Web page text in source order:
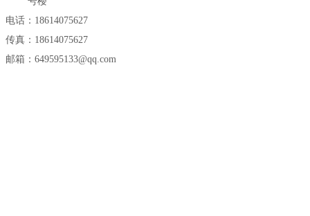
电话：18614075627
传真：18614075627
邮箱：649595133@qq.com